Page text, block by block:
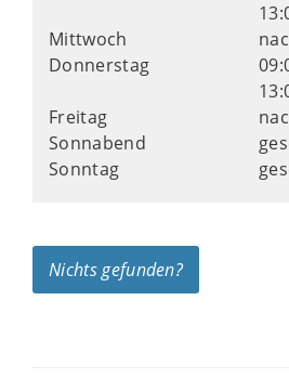
Mittwoch
Donnerstag
Freitag
Sonnabend
Sonntag
Nichts gefunden?